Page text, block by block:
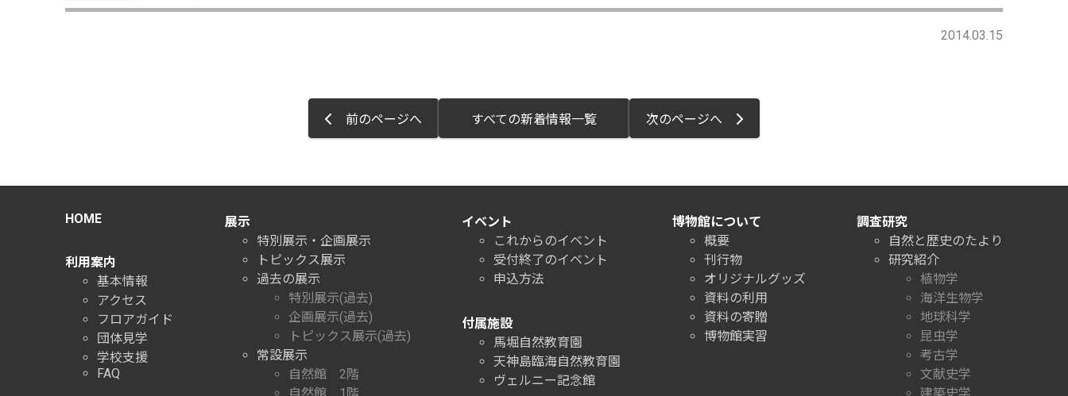
2014.03.15
前のページへ すべての新着情報一覧 次のページへ
HOME
利用案内
基本情報
アクセス
フロアガイド
団体見学
学校支援
FAQ
展示
特別展示・企画展示
トピックス展示
過去の展示
特別展示(過去)
企画展示(過去)
トピックス展示(過去)
常設展示
自然館 2階
イベント
これからのイベント
受付終了のイベント
申込方法
付属施設
馬堀自然教育園
天神島臨海自然教育園
ヴェルニー記念館
博物館について
概要
刊行物
オリジナルグッズ
資料の利用
資料の寄贈
博物館実習
調査研究
自然と歴史のたより
研究紹介
植物学
海洋生物学
地球科学
昆虫学
考古学
文献史学